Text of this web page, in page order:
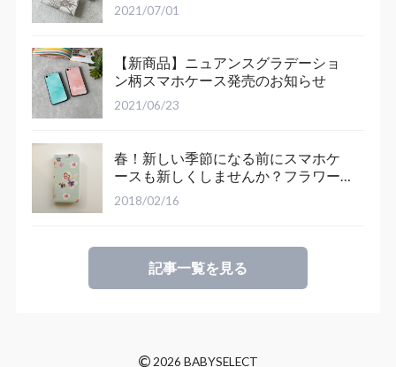
2021/07/01
【新商品】ニュアンスグラデーショ
ン柄スマホケース発売のお知らせ
2021/06/23
春！新しい季節になる前にスマホケ
ースも新しくしませんか？フラワー
パンジー柄 手帳型スマホケース♪
2018/02/16
記事一覧を見る
©2026 BABYSELECT